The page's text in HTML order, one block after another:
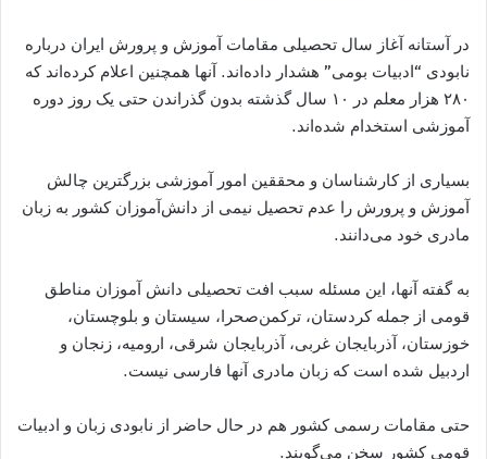
در آستانه آغاز سال تحصیلی مقامات آموزش و پرورش ایران درباره
نابودی “ادبیات بومی” هشدار داده‌اند. آنها همچنین اعلام کرده‌اند که
۲۸۰ هزار معلم در ۱۰ سال گذشته بدون گذراندن حتی یک روز دوره
آموزشی استخدام شده‌اند.
بسیاری از کارشناسان و محققین امور آموزشی بزرگترین چالش
آموزش و پرورش را عدم تحصیل نیمی از دانش‌آموزان کشور به زبان
مادری خود می‌دانند.
به گفته آنها، این مسئله سبب افت تحصیلی دانش آموزان مناطق
قومی از جمله کردستان، ترکمن‌صحرا، سیستان و بلوچستان،
خوزستان، آذربایجان غربی، آذربایجان شرقی، ارومیه، زنجان و
اردبیل شده است که زبان مادری آنها فارسی نیست.
حتی مقامات رسمی کشور هم در حال حاضر از نابودی زبان و ادبیات
قومی کشور سخن می‌گویند.